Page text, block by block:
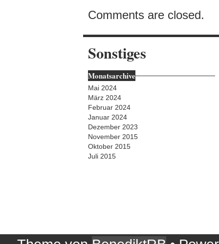
Comments are closed.
Sonstiges
Monatsarchive
Mai 2024
März 2024
Februar 2024
Januar 2024
Dezember 2023
November 2015
Oktober 2015
Juli 2015